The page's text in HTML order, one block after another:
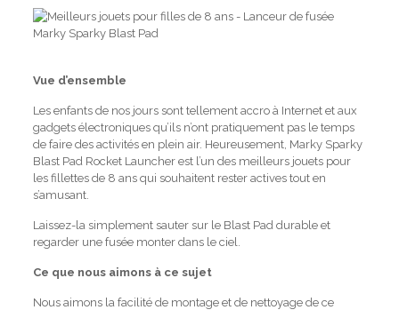
Vue d’ensemble
Les enfants de nos jours sont tellement accro à Internet et aux
gadgets électroniques qu’ils n’ont pratiquement pas le temps
de faire des activités en plein air. Heureusement, Marky Sparky
Blast Pad Rocket Launcher est l’un des meilleurs jouets pour
les fillettes de 8 ans qui souhaitent rester actives tout en
s’amusant.
Laissez-la simplement sauter sur le Blast Pad durable et
regarder une fusée monter dans le ciel.
Ce que nous aimons à ce sujet
Nous aimons la facilité de montage et de nettoyage de ce